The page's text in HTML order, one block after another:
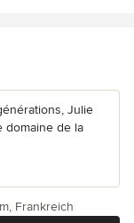
Julie
domaine de la
Frankreich